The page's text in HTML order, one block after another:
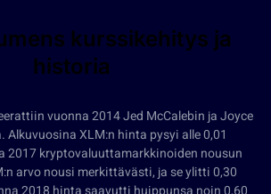
kurssikehitys ja
historia
vuonna 2014 Jed McCalebin ja Joyce
Alkuvuosina XLM:n hinta pysyi alle 0,01
2017 kryptovaluuttamarkkinoiden nousun
arvo nousi merkittävästi, ja se ylitti 0,30